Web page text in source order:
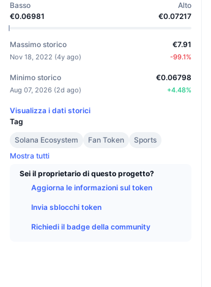
Basso
€0.06981
Alto
€0.07217
Massimo storico
Nov 18, 2022 (4y ago)
€7.91
-99.1%
Minimo storico
Aug 07, 2026 (2d ago)
€0.06798
+4.48%
Visualizza i dati storici
Tag
Solana Ecosystem
Fan Token
Sports
Mostra tutti
Sei il proprietario di questo progetto?
Aggiorna le informazioni sul token
Invia sblocchi token
Richiedi il badge della community